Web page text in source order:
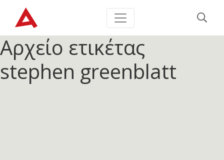
Αρχείο ετικέτας
stephen greenblatt